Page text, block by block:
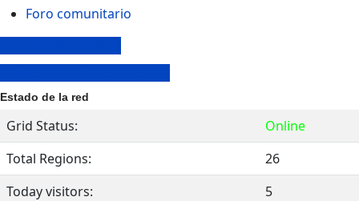
Foro comunitario
Estado de la red
Grid Status:
Online
Total Regions:
26
Today visitors:
5